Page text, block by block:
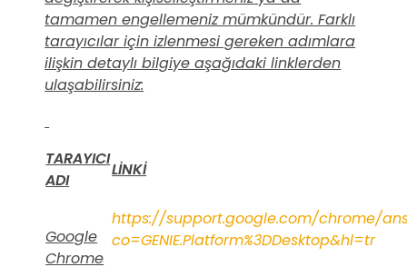
tamamen engellemeniz mümkündür. Farklı
tarayıcılar için izlenmesi gereken adımlara
ilişkin detaylı bilgiye aşağıdaki linklerden
ulaşabilirsiniz:
TARAYICI
ADI
LİNKİ
Google
Chrome
https://support.google.com/chrome/
co=GENIE.Platform%3DDesktop&hl=tr